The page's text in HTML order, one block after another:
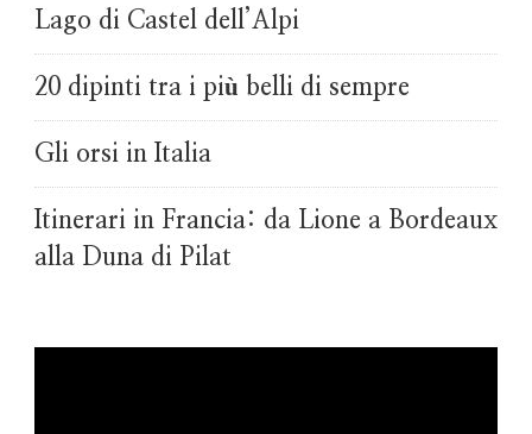
Lago di Castel dell’Alpi
20 dipinti tra i più belli di sempre
Gli orsi in Italia
Itinerari in Francia: da Lione a Bordeaux
alla Duna di Pilat